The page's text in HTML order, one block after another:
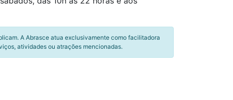
A Abrasce atua exclusivamente como facilitadora
atividades ou atrações mencionadas.